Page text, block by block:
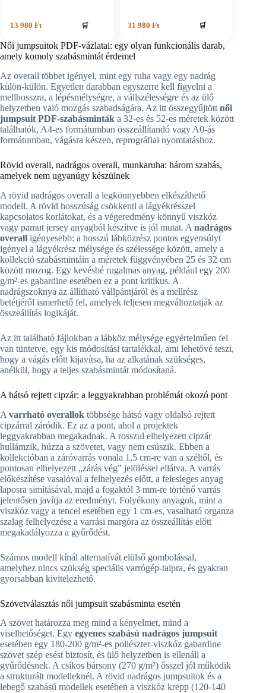
13 980 Ft 🛒 31 980 Ft
🛒
Női jumpsuitok PDF-vázlatai: egy olyan funkcionális darab,
amely komoly szabásmintát érdemel
Az overall többet igényel, mint egy ruha vagy egy nadrág
külön-külön. Egyetlen darabban egyszerre kell figyelni a
mellhosszra, a lépésmélységre, a vállszélességre és az ülő
helyzetben való mozgás szabadságára. Az itt összegyűjtött női
jumpsuit PDF-szabásminták a 32-es és 52-es méretek között
találhatók, A4-es formátumban összeállítandó vagy A0-ás
formátumban, vágásra készen, reprográfiai nyomtatáshoz.
Rövid overall, nadrágos overall, munkaruha: három szabás,
amelyek nem ugyanúgy készülnek
A rövid nadrágos overall a legkönnyebben elkészíthető
modell. A rövid hosszúság csökkenti a lágyékrésszel
kapcsolatos korlátokat, és a végeredmény könnyű viszkóz
vagy pamut jersey anyagból készítve is jól mutat. A nadrágos
overall igényesebb: a hosszú lábközrész pontos egyensúlyt
igényel a lágyékrész mélysége és szélessége között, amely a
kollekció szabásmintáin a méretek függvényében 25 és 32 cm
között mozog. Egy kevésbé rugalmas anyag, például egy 200
g/m²-es gabardine esetében ez a pont kritikus. A
nadrágszoknya az állítható vállpántjáról és a mellrész
betétjéről ismerhető fel, amelyek teljesen megváltoztatják az
összeállítás logikáját.
Az itt található fájlokban a lábköz mélysége egyértelműen fel
van tüntetve, egy kis módosítási tartalékkal, ami lehetővé teszi,
hogy a vágás előtt kijavítsa, ha az alkatának szükséges,
anélkül, hogy a teljes szabásmintát módosítaná.
A hátsó rejtett cipzár: a leggyakrabban problémát okozó pont
A varrható overallok többsége hátsó vagy oldalsó rejtett
cipzárral záródik. Ez az a pont, ahol a projektek
leggyakrabban megakadnak. A rosszul elhelyezett cipzár
hullámzik, húzza a szövetet, vagy nem csúszik. Ebben a
kollekcióban a záróvarrás vonala 1,5 cm-re van a széltől, és
pontosan elhelyezett „zárás vég” jelöléssel ellátva. A varrás
előkészítése vasalóval a felhelyezés előtt, a felesleges anyag
laposra simításával, majd a fogaktól 3 mm-re történő varrás
jelentősen javítja az eredményt. Folyékony anyagok, mint a
viszkóz vagy a tencel esetében egy 1 cm-es, vasalható organza
szalag felhelyezése a varrási margóra az összeállítás előtt
megakadályozza a gyűrődést.
Számos modell kínál alternatívát elülső gombolással,
amelyhez nincs szükség speciális varrógép-talpra, és gyakran
gyorsabban kivitelezhető.
Szövetválasztás női jumpsuit szabásminta esetén
A szövet határozza meg mind a kényelmet, mind a
viselhetőséget. Egy egyenes szabású nadrágos jumpsuit
esetében egy 180-200 g/m²-es poliészter-viszkóz gabardine
szövet szép esést biztosít, és ülő helyzetben is ellenáll a
gyűrődésnek. A csíkos bársony (270 g/m²) ősszel jól működik
a strukturált modelleknél. A rövid nadrágos jumpsuitok és a
lebegő szabású modellek esetében a viszkóz krepp (120-140